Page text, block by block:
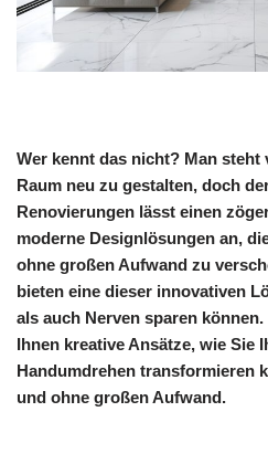
Wer kennt das nicht? Man steht
Raum neu zu gestalten, doch
Renovierungen lässt einen
moderne Designlösungen an,
ohne großen Aufwand zu
bieten eine dieser innovativen
als auch Nerven sparen
Ihnen kreative Ansätze, wie Sie
Handumdrehen transformieren
und ohne großen Aufwand.